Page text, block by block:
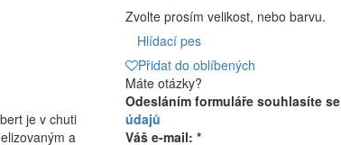
Zvolte prosím velikost, nebo barvu.
Hlídací pes
Přidat do oblíbených
je v chuti
a
Máte otázky?
Odesláním formuláře souhlasíte se
údajů
Váš e-mail: *